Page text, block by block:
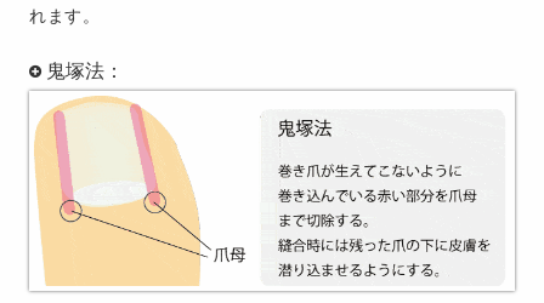
れます。
鬼塚法：